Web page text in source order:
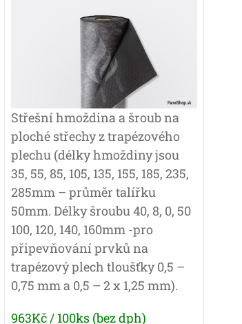
Střešní hmoždina a šroub na
ploché střechy z trapézového
plechu (délky hmoždiny jsou
35, 55, 85, 105, 135, 155, 185, 235,
285mm – průměr talířku
50mm. Délky šroubu 40, 8, 0, 50
100, 120, 140, 160mm -pro
připevňování prvků na
trapézový plech tloušťky 0,5 –
0,75 mm a 0,5 – 2 x 1,25 mm).
963Kč / 100ks (bez dph)